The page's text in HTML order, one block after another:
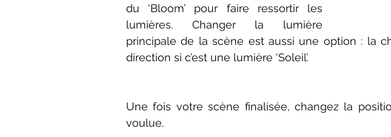
du ‘Bloom’ pour faire ressortir les
lumières. Changer la lumière
principale de la scène est aussi une option : la
direction si c’est une lumière ‘Soleil’.
Une fois votre scène finalisée, changez la
voulue.